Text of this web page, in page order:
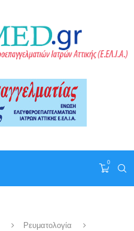
0
Ρευματολογία